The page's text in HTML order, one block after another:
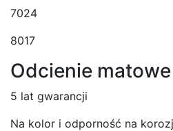
7024
8017
Odcienie
5 lat gwarancji
Na kolor i odporność na